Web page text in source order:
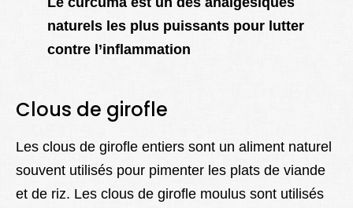
naturels les plus puissants pour lutter
contre l’inflammation
Clous de girofle
Les clous de girofle entiers sont un aliment naturel
souvent utilisés pour pimenter les plats de viande
et de riz. Les clous de girofle moulus sont utilisés